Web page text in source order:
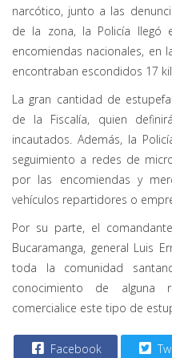
narcótico, junto a las
de la zona, la Policía llegó
encomiendas nacionales, en
encontraban escondidos 17
La gran cantidad de
de la Fiscalía, quien
incautados. Además, la
seguimiento a redes de
por las encomiendas y
vehículos repartidores o
Por su parte, el
Bucaramanga, general Luis
toda la comunidad
conocimiento de
comercialice este tipo de
Facebook